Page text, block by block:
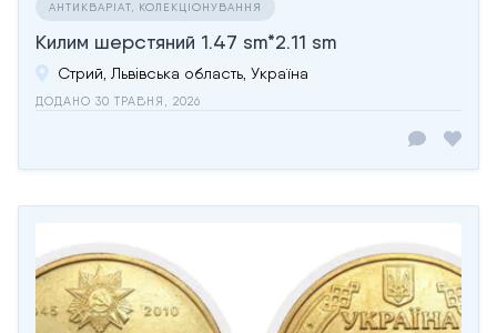
АНТИКВАРІАТ, КОЛЕКЦІОНУВАННЯ
Килим шерстяний 1.47 sm*2.11 sm
Стрий, Львівська область, Україна
ДОДАНО 30 ТРАВНЯ, 2026